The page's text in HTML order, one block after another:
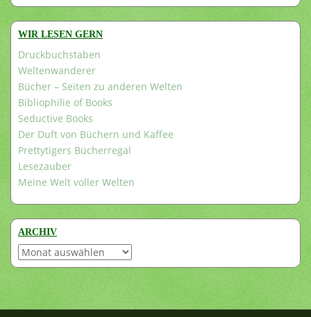
WIR LESEN GERN
Druckbuchstaben
Weltenwanderer
Bücher – Seiten zu anderen Welten
Bibliophilie of Books
Seductive Books
Der Duft von Büchern und Kaffee
Prettytigers Bücherregal
Lesezauber
Meine Welt voller Welten
ARCHIV
Archiv